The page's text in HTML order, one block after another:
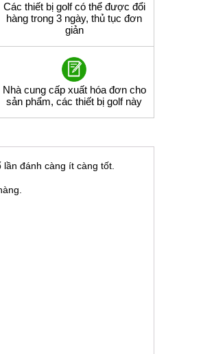
Các thiết bị golf có thể được đổi
hàng trong 3 ngày, thủ tục đơn
giản
Nhà cung cấp xuất hóa đơn cho
sản phẩm, các thiết bị golf này
đánh càng ít càng tốt.